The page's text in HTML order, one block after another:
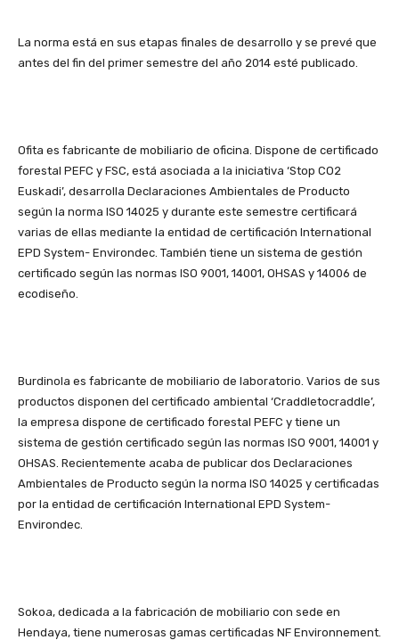
La norma está en sus etapas finales de desarrollo y se prevé que
antes del fin del primer semestre del año 2014 esté publicado.
Ofita es fabricante de mobiliario de oficina. Dispone de certificado
forestal PEFC y FSC, está asociada a la iniciativa ‘Stop CO2
Euskadi’, desarrolla Declaraciones Ambientales de Producto
según la norma ISO 14025 y durante este semestre certificará
varias de ellas mediante la entidad de certificación International
EPD System- Environdec. También tiene un sistema de gestión
certificado según las normas ISO 9001, 14001, OHSAS y 14006 de
ecodiseño.
Burdinola es fabricante de mobiliario de laboratorio. Varios de sus
productos disponen del certificado ambiental ‘Craddletocraddle’,
la empresa dispone de certificado forestal PEFC y tiene un
sistema de gestión certificado según las normas ISO 9001, 14001 y
OHSAS. Recientemente acaba de publicar dos Declaraciones
Ambientales de Producto según la norma ISO 14025 y certificadas
por la entidad de certificación International EPD System-
Environdec.
Sokoa, dedicada a la fabricación de mobiliario con sede en
Hendaya, tiene numerosas gamas certificadas NF Environnement.